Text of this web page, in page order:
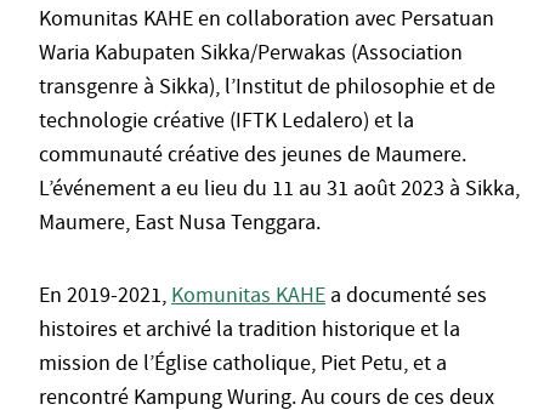
Komunitas KAHE en collaboration avec Persatuan
Waria Kabupaten Sikka/Perwakas (Association
transgenre à Sikka), l’Institut de philosophie et de
technologie créative (IFTK Ledalero) et la
communauté créative des jeunes de Maumere.
L’événement a eu lieu du 11 au 31 août 2023 à Sikka,
Maumere, East Nusa Tenggara.
En 2019-2021, Komunitas KAHE a documenté ses
histoires et archivé la tradition historique et la
mission de l’Église catholique, Piet Petu, et a
rencontré Kampung Wuring. Au cours de ces deux